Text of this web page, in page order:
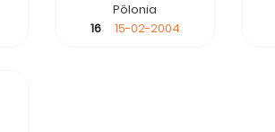
Pôlonia
16
15-02-2004